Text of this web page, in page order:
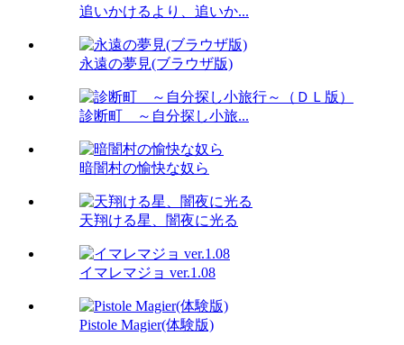
追いかけるより、追いか...
永遠の夢見(ブラウザ版)
診断町 ～自分探し小旅...
暗闇村の愉快な奴ら
天翔ける星、闇夜に光る
イマレマジョ ver.1.08
Pistole Magier(体験版)